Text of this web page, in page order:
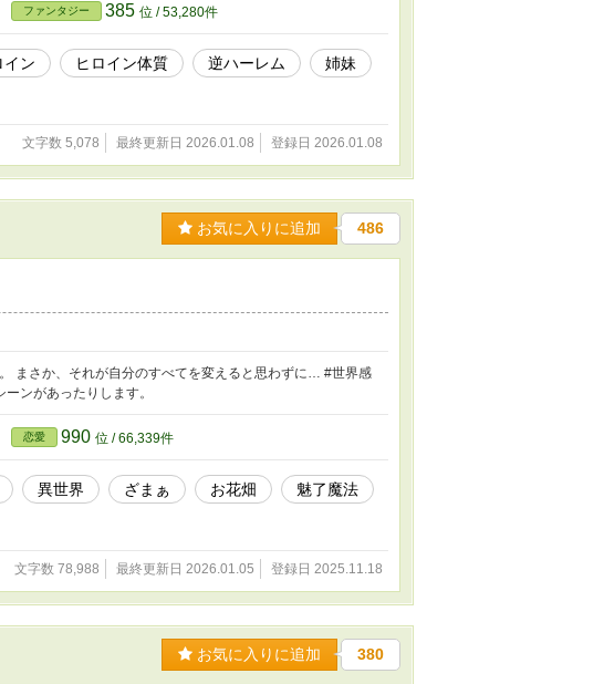
ファンタジー 385 位 / 53,280件
イン ヒロイン体質 逆ハーレム
姉妹
文字数 5,078 最終更新日 2026.01.08 登録日 2026.01.08
お気に入りに追加 486
まさか、それが自分のすべてを変えると思わずに… #世界感
ンがあったりします。
恋愛 990 位 / 66,339件
異世界 ざまぁ お花畑
魅了魔法
文字数 78,988 最終更新日 2026.01.05 登録日 2025.11.18
お気に入りに追加 380